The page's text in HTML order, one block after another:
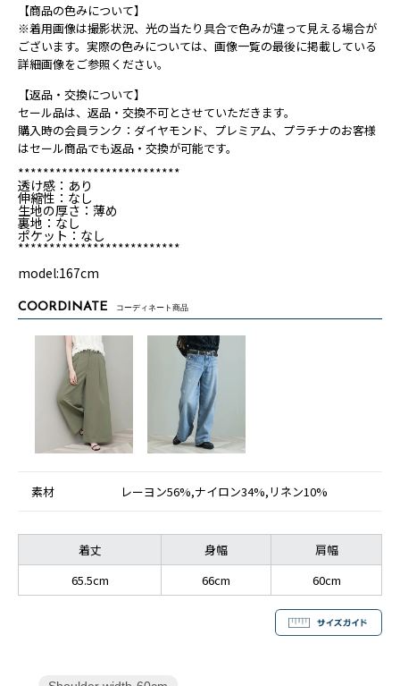
【商品の色みについて】
※着用画像は撮影状況、光の当たり具合で色みが違って見える場合が
ございます。実際の色みについては、画像一覧の最後に掲載している
詳細画像をご参照ください。
【返品・交換について】
セール品は、返品・交換不可とさせていただきます。
購入時の会員ランク：ダイヤモンド、プレミアム、プラチナのお客様
はセール商品でも返品・交換が可能です。
**************************
透け感：あり
伸縮性：なし
生地の厚さ：薄め
裏地：なし
ポケット：なし
**************************
model:167cm
COORDINATE コーディネート商品
素材 レーヨン56%,ナイロン34%,リネン10%
着丈 身幅
肩幅
65.5cm
66cm 60cm